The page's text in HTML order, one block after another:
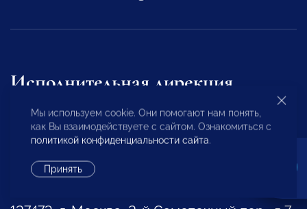
Исполнительная дирекция
+7 (495) 247 4777
id@opora.ru
Мы используем cookie. Они помогают нам понять,
как Вы взаимодействуете с сайтом. Ознакомиться с
политикой конфиденциальности сайта.
Принять